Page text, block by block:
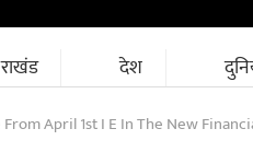
देश
April 1st I E In The New Financial